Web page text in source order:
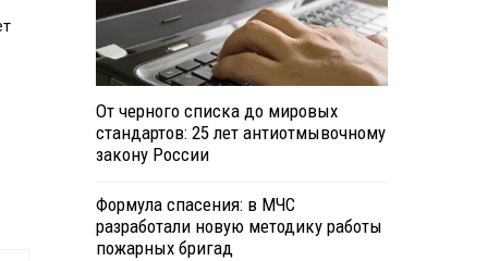
От черного списка до мировых
стандартов: 25 лет антиотмывочному
закону России
Формула спасения: в МЧС
разработали новую методику работы
пожарных бригад